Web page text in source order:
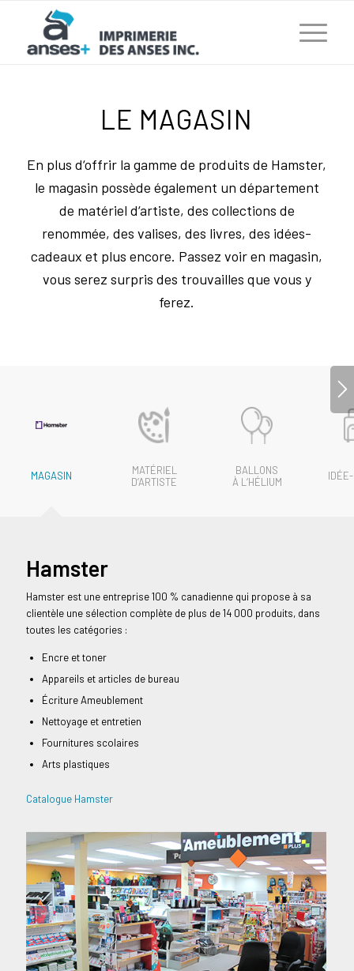
LE MAGASIN
En plus d‘offrir la gamme de produits de Hamster,
le magasin possède également un département
de matériel d‘artiste, des collections de
renommée, des valises, des livres, des idées-
cadeaux et plus encore. Passez voir en magasin,
vous serez surpris des trouvailles que vous y
ferez.
MAGASIN
MATÉRIEL
D‘ARTISTE
BALLONS
À L‘HÉLIUM
Hamster
Hamster est une entreprise 100 % canadienne qui propose à sa
clientèle une sélection complète de plus de 14 000 produits, dans
toutes les catégories :
Encre et toner
Appareils et articles de bureau
Écriture Ameublement
Nettoyage et entretien
Fournitures scolaires
Arts plastiques
Catalogue Hamster